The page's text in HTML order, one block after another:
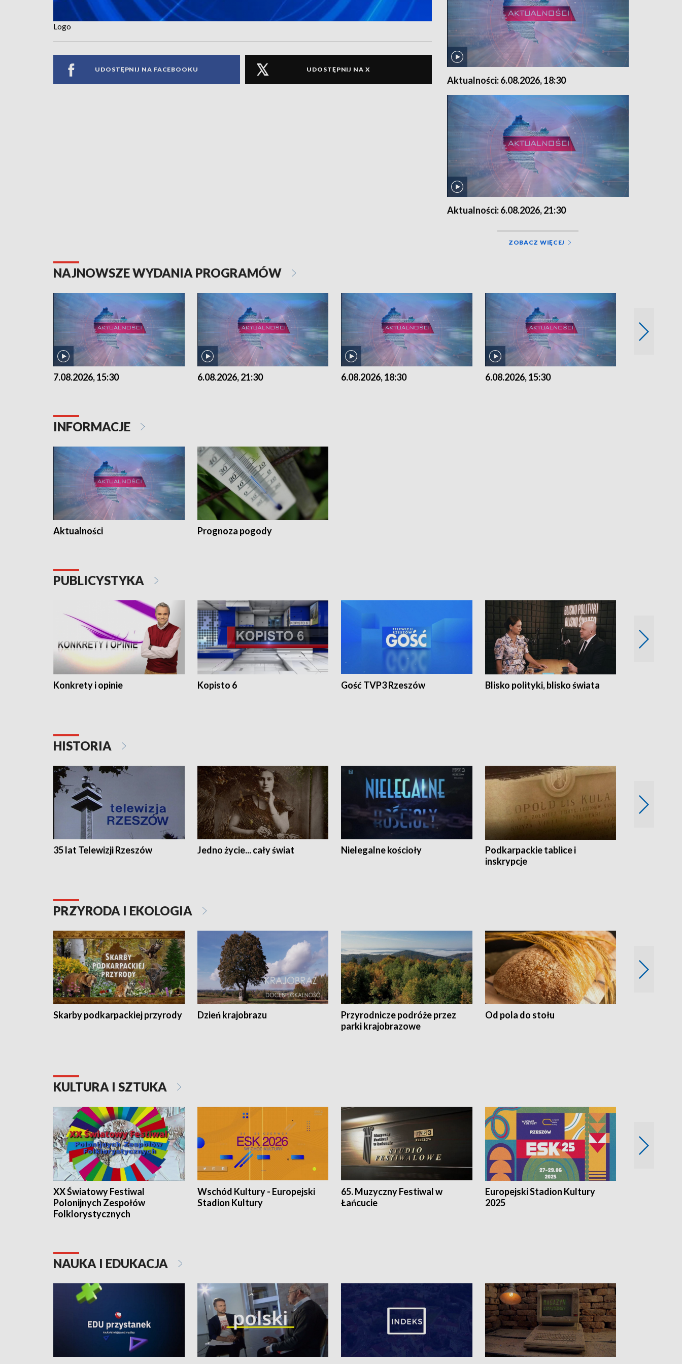
Logo
UDOSTĘPNIJ NA FACEBOOKU UDOSTĘPNIJ NA X
Aktualności: 6.08.2026, 18:30
Aktualności: 6.08.2026, 21:30
ZOBACZ WIĘCEJ
NAJNOWSZE WYDANIA PROGRAMÓW
7.08.2026, 15:30 6.08.2026, 21:30 6.08.2026, 18:30 6.08.2026, 15:30
INFORMACJE
Aktualności Prognoza pogody
PUBLICYSTYKA
Konkrety i opinie Kopisto 6 Gość TVP3 Rzeszów Blisko polityki, blisko świata
HISTORIA
35 lat Telewizji Rzeszów Jedno życie... cały świat Nielegalne kościoły
Podkarpackie tablice i
inskrypcje
PRZYRODA I EKOLOGIA
Skarby podkarpackiej przyrody Dzień krajobrazu
Przyrodnicze podróże przez
parki krajobrazowe
Od pola do stołu
KULTURA I SZTUKA
XX Światowy Festiwal
Polonijnych Zespołów
Folklorystycznych
Wschód Kultury - Europejski
Stadion Kultury
65. Muzyczny Festiwal w
Łańcucie
Europejski Stadion Kultury
2025
NAUKA I EDUKACJA